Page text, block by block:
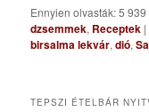
Ennyien olvasták: 5 939
dzsemmek, Receptek |
birsalma lekvár,dió,
TEPSZI ÉTELBÁR